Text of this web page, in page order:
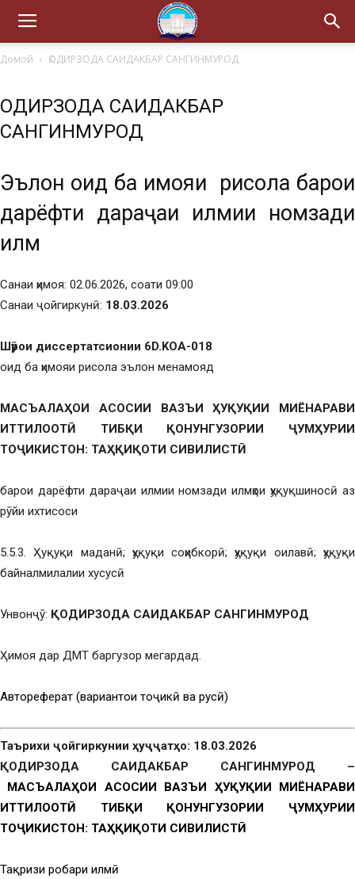
Домой ҚОДИРЗОДА САИДАКБАР САНГИНМУРОД
ҚОДИРЗОДА САИДАКБАР
САНГИНМУРОД
Эълон оид ба ҳимояи рисола барои
дарёфти дараҷаи илмии номзади
илм
Санаи ҳимоя: 02.06.2026, соати 09:00
Санаи ҷойгиркунӣ: 18.03.2026
Шӯрои диссертатсионии 6D.KOA-018
оид ба ҳимояи рисола эълон менамояд
МАСЪАЛАҲОИ АСОСИИ ВАЗЪИ ҲУҚУҚИИ МИЁНАРАВИ
ИТТИЛООТӢ ТИБҚИ ҚОНУНГУЗОРИИ ҶУМҲУРИИ
ТОҶИКИСТОН: ТАҲҚИҚОТИ СИВИЛИСТӢ
барои дарёфти дараҷаи илмии номзади илмҳои ҳуқуқшиносӣ аз
рӯйи ихтисоси
5.5.3. Ҳуқуқи маданӣ; ҳуқуқи соҳибкорӣ; ҳуқуқи оилавӣ; ҳуқуқи
байналмилалии хусусӣ
Унвонҷӯ: ҚОДИРЗОДА САИДАКБАР САНГИНМУРОД
Ҳимоя дар ДМТ баргузор мегардад.
Автореферат (вариантҳои тоҷикӣ ва русӣ)
Таърихи ҷойгиркунии ҳуҷҷатҳо: 18.03.2026
ҚОДИРЗОДА САИДАКБАР САНГИНМУРОД –
МАСЪАЛАҲОИ АСОСИИ ВАЗЪИ ҲУҚУҚИИ МИЁНАРАВИ
ИТТИЛООТӢ ТИБҚИ ҚОНУНГУЗОРИИ ҶУМҲУРИИ
ТОҶИКИСТОН: ТАҲҚИҚОТИ СИВИЛИСТӢ
Тақризи роҳбари илмӣ